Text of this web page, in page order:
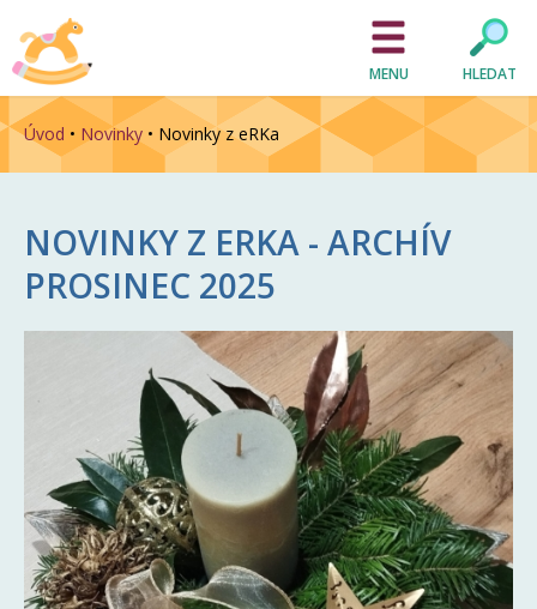
MENU HLEDAT
Úvod • Novinky • Novinky z eRKa
NOVINKY Z ERKA - ARCHÍV
PROSINEC 2025